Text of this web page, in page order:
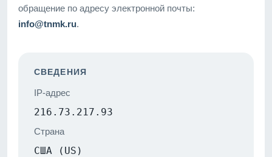
обращение по адресу электронной почты:
info@tnmk.ru.
СВЕДЕНИЯ
IP-адрес
216.73.217.93
Страна
США (US)